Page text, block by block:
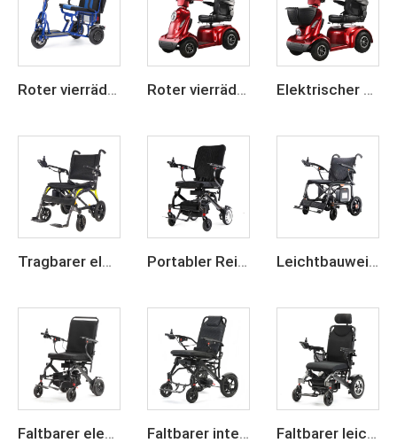
Roter vierrädriger elektrischer Mobilitätsroller für Senioren Roter vierrädriger elektrischer Mobilitätsroller für Senioren Elektrischer Rollstuhl mit 4 Rädern für Senioren zum Reisen
Tragbarer elektrischer Rollstuhl mit Carbon-Faser-Rahmen, 24-V-Lithium-Akku, leichtgewichtig und klappbar Portabler Reise-Kohlefaserelektro-Rollstuhl Leichtbauweise aus Kohlefaser, motorisierter elektrischer Rollstuhl
Faltbarer elektrischer Carbon-Faser-Rollstuhl, leicht Faltbarer intelligenter Elektro-Rollstuhl mit Carbonrahmen Faltbarer leichter elektrischer Rollstuhl